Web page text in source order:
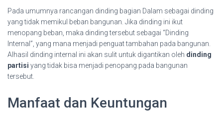
Pada umumnya rancangan dinding bagian Dalam sebagai dinding
yang tidak memikul beban bangunan. Jika dinding ini ikut
menopang beban, maka dinding tersebut sebagai “Dinding
Internal”, yang mana menjadi penguat tambahan pada bangunan.
Alhasil dinding internal ini akan sulit untuk digantikan oleh dinding
partisi yang tidak bisa menjadi penopang.pada bangunan
tersebut.
Manfaat dan Keuntungan